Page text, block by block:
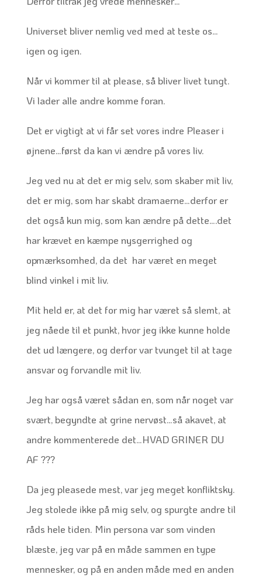
Universet bliver nemlig ved med at teste os…
igen og igen.
Når vi kommer til at please, så bliver livet tungt.
Vi lader alle andre komme foran.
Det er vigtigt at vi får set vores indre Pleaser i
øjnene…først da kan vi ændre på vores liv.
Jeg ved nu at det er mig selv, som skaber mit liv,
det er mig, som har skabt dramaerne…derfor er
det også kun mig, som kan ændre på dette….det
har krævet en kæmpe nysgerrighed og
opmærksomhed, da det har været en meget
blind vinkel i mit liv.
Mit held er, at det for mig har været så slemt, at
jeg nåede til et punkt, hvor jeg ikke kunne holde
det ud længere, og derfor var tvunget til at tage
ansvar og forvandle mit liv.
Jeg har også været sådan en, som når noget var
svært, begyndte at grine nervøst…så akavet, at
andre kommenterede det…HVAD GRINER DU
AF ???
Da jeg pleasede mest, var jeg meget konfliktsky.
Jeg stolede ikke på mig selv, og spurgte andre til
råds hele tiden. Min persona var som vinden
blæste, jeg var på en måde sammen en type
mennesker, og på en anden måde med en anden